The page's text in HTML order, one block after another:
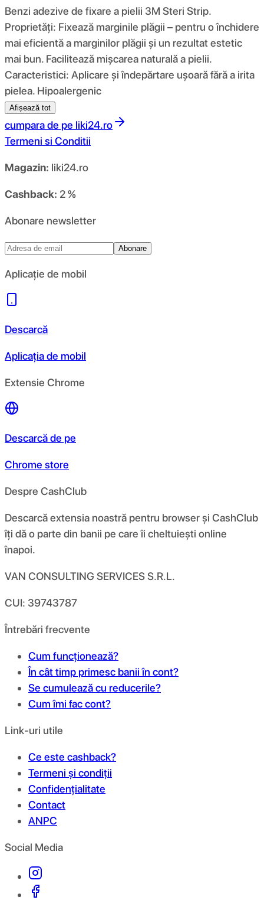
Benzi adezive de fixare a pielii 3M Steri Strip.
Proprietăți: Fixează marginile plăgii – pentru o închidere
mai eficientă a marginilor plăgii și un rezultat estetic
mai bun. Facilitează mișcarea naturală a pielii.
Caracteristici: Aplicare și îndepărtare ușoară fără a irita
pielea. Hipoalergenic
Afișează tot
cumpara de pe liki24.ro
Termeni si Conditii
Magazin: liki24.ro
Cashback: 2 %
Abonare newsletter
Abonare
Aplicație de mobil
Descarcă
Aplicația de mobil
Extensie Chrome
Descarcă de pe
Chrome store
Despre CashClub
Descarcă extensia noastră pentru browser și CashClub
îți dă o parte din banii pe care îi cheltuiești online
înapoi.
VAN CONSULTING SERVICES S.R.L.
CUI: 39743787
Întrebări frecvente
Cum funcționează?
În cât timp primesc banii în cont?
Se cumulează cu reducerile?
Cum îmi fac cont?
Link-uri utile
Ce este cashback?
Termeni și condiții
Confidențialitate
Contact
ANPC
Social Media